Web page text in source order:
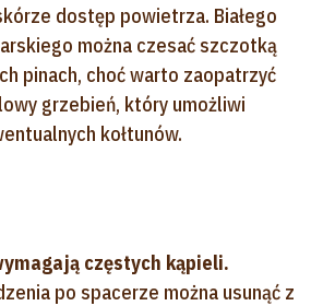
dostęp powietrza. Białego
można czesać szczotką
pinach, choć warto zaopatrzyć
grzebień, który umożliwi
kołtunów.
częstych kąpieli.
po spacerze można usunąć z